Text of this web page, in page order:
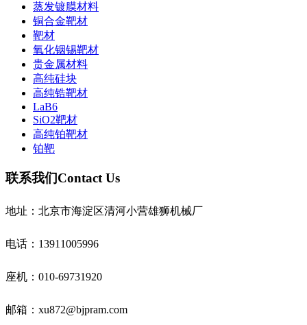
蒸发镀膜材料
铜合金靶材
靶材
氧化铟锡靶材
贵金属材料
高纯硅块
高纯锆靶材
LaB6
SiO2靶材
高纯铂靶材
铂靶
联系我们Contact Us
地址：北京市海淀区清河小营雄狮机械厂
电话：13911005996
座机：010-69731920
邮箱：xu872@bjpram.com